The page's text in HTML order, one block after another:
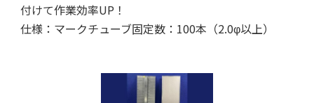
付けて作業効率UP！
仕様：マークチューブ固定数：100本（2.0φ以上）